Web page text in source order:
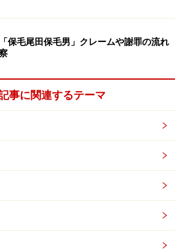
保毛尾田保毛男」クレームや謝罪の流れ
事に関連するテーマ